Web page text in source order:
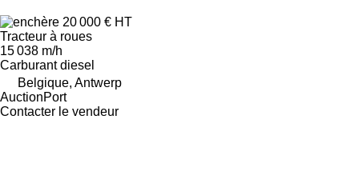
20 000 € HT
Tracteur à roues
15 038 m/h
Carburant diesel
Belgique, Antwerp
AuctionPort
Contacter le vendeur